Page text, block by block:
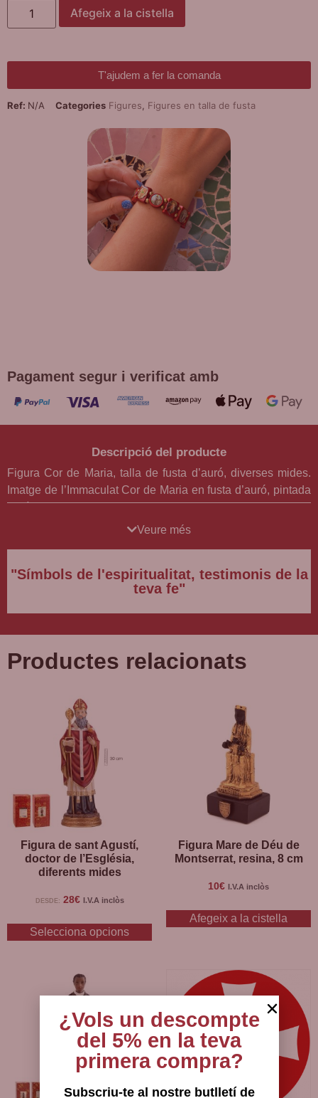
Afegeix a la cistella
T'ajudem a fer la comanda
Ref: N/A Categories Figures Figures en talla de fusta
Pagament segur i verificat amb
Descripció del producte
Figura Cor de Maria, talla de fusta d’auró, diverses mides.
Imatge de l’Immaculat Cor de Maria en fusta d’auró, pintada
a mà.
informació necessària per a la seva comanda
Veure més
"Símbols de l'espiritualitat, testimonis de la
teva fe"
Productes relacionats
Figura de sant Agustí,
doctor de l’Església,
diferents mides
DESDE: 28€ I.V.A inclòs
Selecciona opcions
Figura Mare de Déu de
Montserrat, resina, 8 cm
10€ I.V.A inclòs
Afegeix a la cistella
¿Vols un descompte
del 5% en la teva
primera compra?
Subscriu-te al nostre butlletí de